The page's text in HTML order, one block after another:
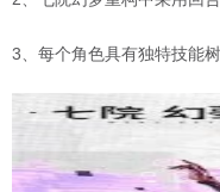
3、每个角色具有独特技能